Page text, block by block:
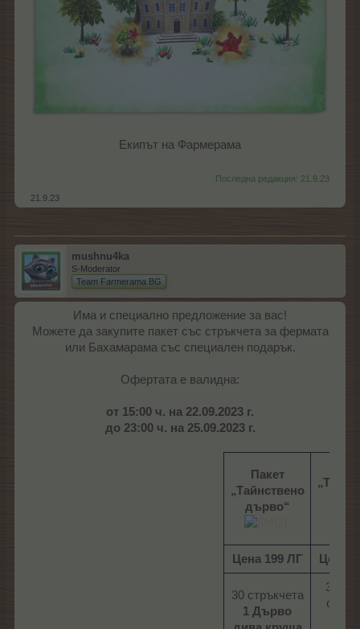
Екипът на Фармерама
Последна редакция: 21.9.23
21.9.23
mushnu4ka
S-Moderator
Team Farmerama BG
Има и специално предложение за вас!
Можете да закупите пакет със стръкчета за фермата
или Бахамарама със специален подарък.
Офертата е валидна:​
от 15:00 ч. на 22.09.2023 г.
до 23:00 ч. на 25.09.2023 г.
Пакет
„Тайнствено
дърво“
Цена 199 ЛГ Цена
30 стръкчета
1 Дърво
30